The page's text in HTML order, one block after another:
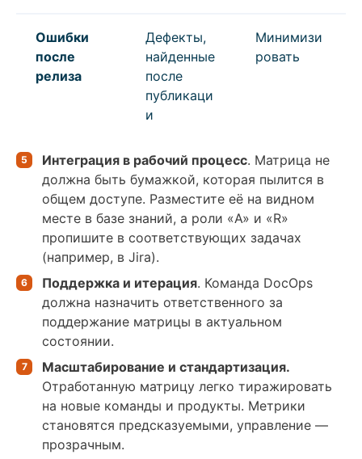
Ошибки
после
релиза
Дефекты,
найденные
после
публикаци
и
Минимизи
ровать
Интеграция в рабочий процесс. Матрица не
должна быть бумажкой, которая пылится в
общем доступе. Разместите её на видном
месте в базе знаний, а роли «A» и «R»
пропишите в соответствующих задачах
(например, в Jira).
Поддержка и итерация. Команда DocOps
должна назначить ответственного за
поддержание матрицы в актуальном
состоянии.
Масштабирование и стандартизация.
Отработанную матрицу легко тиражировать
на новые команды и продукты. Метрики
становятся предсказуемыми, управление —
прозрачным.